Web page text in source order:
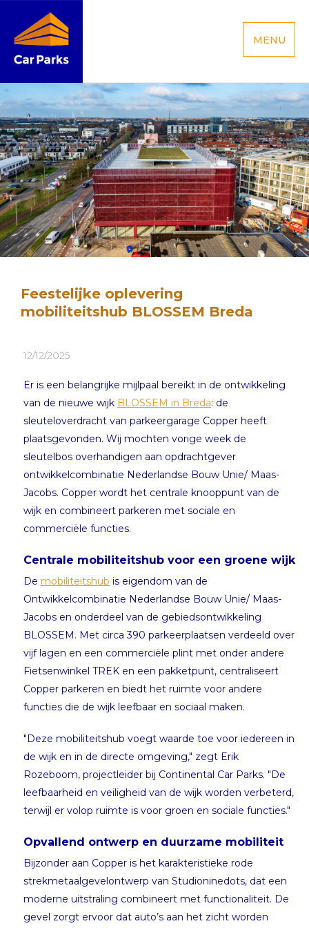
MENU
Feestelijke oplevering
mobiliteitshub BLOSSEM Breda
12/12/2025
Er is een belangrijke mijlpaal bereikt in de ontwikkeling
van de nieuwe wijk BLOSSEM in Breda: de
sleuteloverdracht van parkeergarage Copper heeft
plaatsgevonden. Wij mochten vorige week de
sleutelbos overhandigen aan opdrachtgever
ontwikkelcombinatie Nederlandse Bouw Unie/ Maas-
Jacobs. Copper wordt het centrale knooppunt van de
wijk en combineert parkeren met sociale en
commerciële functies.
Centrale mobiliteitshub voor een groene wijk
De mobiliteitshub is eigendom van de
Ontwikkelcombinatie Nederlandse Bouw Unie/ Maas-
Jacobs en onderdeel van de gebiedsontwikkeling
BLOSSEM. Met circa 390 parkeerplaatsen verdeeld over
vijf lagen en een commerciële plint met onder andere
Fietsenwinkel TREK en een pakketpunt, centraliseert
Copper parkeren en biedt het ruimte voor andere
functies die de wijk leefbaar en sociaal maken.
"Deze mobiliteitshub voegt waarde toe voor iedereen in
de wijk en in de directe omgeving," zegt Erik
Rozeboom, projectleider bij Continental Car Parks. "De
leefbaarheid en veiligheid van de wijk worden verbeterd,
terwijl er volop ruimte is voor groen en sociale functies."
Opvallend ontwerp en duurzame mobiliteit
Bijzonder aan Copper is het karakteristieke rode
strekmetaalgevelontwerp van Studioninedots, dat een
moderne uitstraling combineert met functionaliteit. De
gevel zorgt ervoor dat auto’s aan het zicht worden